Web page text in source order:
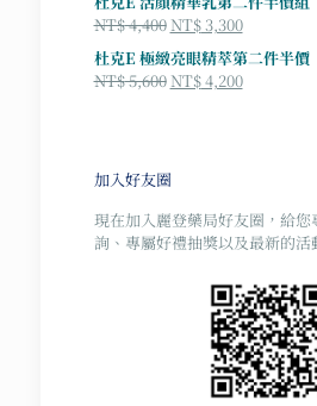
價
格：
NT$ 3,000。
價
格：
NT$ 2,700。
NT$4,400原
始
價
格：
NT$3,300目
價
格：
杜克E 極緻亮眼精萃第二件半價
NT$5,600原
NT$ 5,600。
NT$4,200目
加入好友圈
現在加入麗登藥局好友圈，給
詢、專屬好禮抽獎以及最新的活